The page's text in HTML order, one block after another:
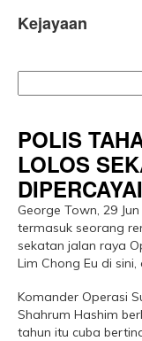
Kejayaan
POLIS
LOLOS
George Town, 29
termasuk seorang
sekatan jalan raya
Lim Chong Eu di
Komander Operasi
Shahrum Hashim
tahun itu cuba